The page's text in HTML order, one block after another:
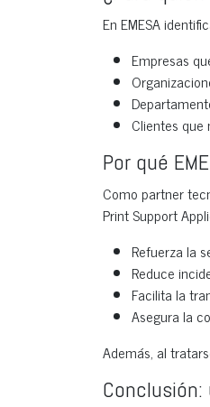
En EMESA
Empresas
Clientes
Por qué
Como partner
Print Support
Refuerza la
Reduce
Facilita la
Asegura la
Además, al